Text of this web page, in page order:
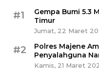
#1
Gempa Bumi 5.3
Timur
Jumat, 22 Maret
#2
Polres Majene
Penyalahguna
Kamis, 21 Maret